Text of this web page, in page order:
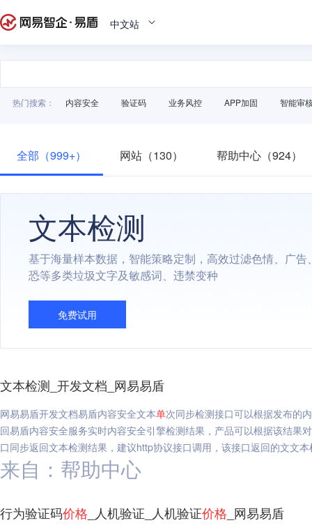
中文站
热门搜索： 内容安全 验证码 业务风控 APP加固 智能审
全部（999+） 网站（130） 帮助中心（924）
文本检测
基于海量样本数据，智能策略定制，高效过滤色情、广告
恐等多类垃圾文字及敏感词、违禁变种
免费试用
文本检测_开发文档_网易易盾
网易易盾开发文档易盾内容安全文本单次同步检测接口可以根据发布的
回易盾内容安全服务实时内容安全引擎检测结果，产品可以根据该结果
口同步返回文本检测结果，建议http协议接口调用，该接口返回的文文
来自：帮助中心
行为验证码价格 _人机验证_人机验证价格 _网易易盾